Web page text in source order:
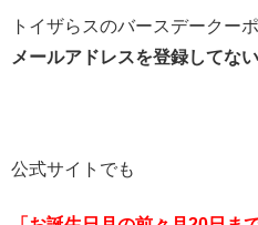
トイザらスのバースデークー
メールアドレスを登録してな
公式サイトでも